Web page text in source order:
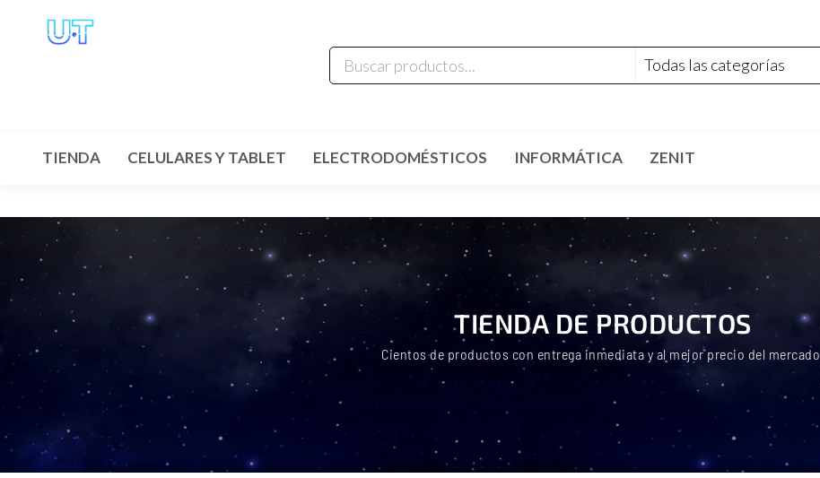
TIENDA CELULARES Y TABLET ELECTRODOMÉSTICOS INFORMÁTICA ZENIT
TIENDA DE PRODUCTOS
Cientos de productos con entrega inmediata y al mejor precio del mercado.